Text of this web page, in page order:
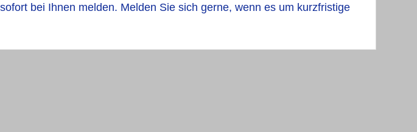
bei Ihnen melden. Melden Sie sich gerne, wenn es um kurzfristige